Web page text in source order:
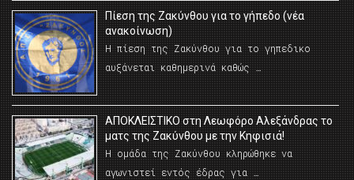
Πίεση της Ζακύνθου για το γήπεδο (νέα
ανακοίνωση)
Η πίεση της Ζακύνθου για το γηπεδικο
αυξάνεται καθημερινά καθώς …
AΠΟΚΛΕΙΣΤΙΚΟ στη Λεωφόρο Αλεξάνδρας το
ματς της Ζακύνθου με την Κηφισιά!
Η ομάδα της Ζακύνθου κληρώθηκε να
αγωνιστεί εντός έδρας για …